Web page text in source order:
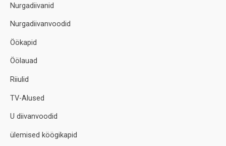
Nurgadiivanid
Nurgadiivanvoodid
Öökapid
Öölauad
Riiulid
TV-Alused
U diivanvoodid
ülemised köögikapid